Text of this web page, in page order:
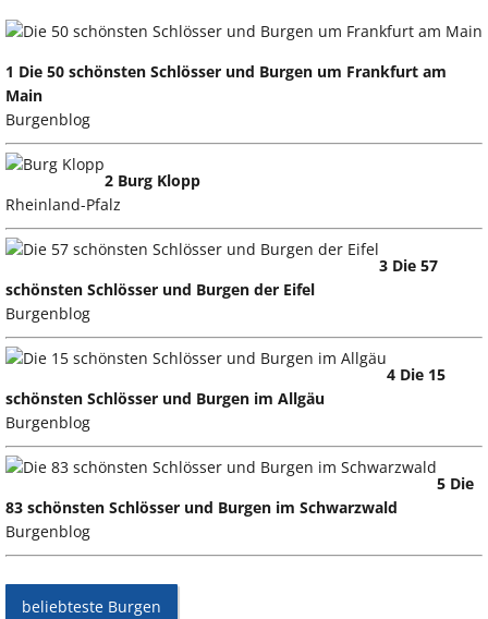
1 Die 50 schönsten Schlösser und Burgen um Frankfurt am
Main
Burgenblog
2 Burg Klopp
Rheinland-Pfalz
3 Die 57
schönsten Schlösser und Burgen der Eifel
Burgenblog
4 Die 15
schönsten Schlösser und Burgen im Allgäu
Burgenblog
5 Die
83 schönsten Schlösser und Burgen im Schwarzwald
Burgenblog
beliebteste Burgen